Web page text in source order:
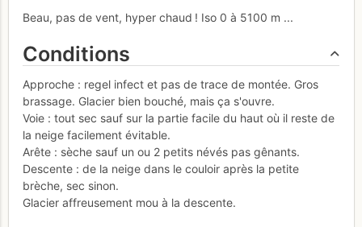
Beau, pas de vent, hyper chaud ! Iso 0 à 5100 m ...
Conditions
Approche : regel infect et pas de trace de montée. Gros
brassage. Glacier bien bouché, mais ça s'ouvre.
Voie : tout sec sauf sur la partie facile du haut où il reste de
la neige facilement évitable.
Arête : sèche sauf un ou 2 petits névés pas gênants.
Descente : de la neige dans le couloir après la petite
brèche, sec sinon.
Glacier affreusement mou à la descente.